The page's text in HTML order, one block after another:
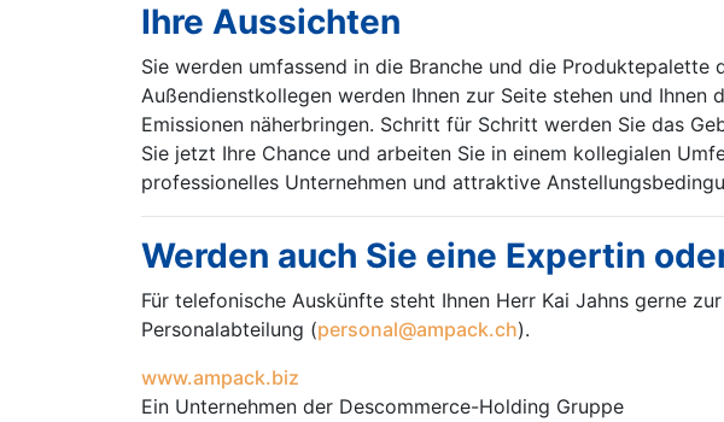
Ihre Aussichten
Sie werden umfassend in die Branche und die
Außendienstkollegen werden Ihnen zur Seite stehen und
Emissionen näherbringen. Schritt für Schritt werden Sie das
Sie jetzt Ihre Chance und arbeiten Sie in einem kollegialen
professionelles Unternehmen und attraktive
Werden auch Sie eine Expertin
Für telefonische Auskünfte steht Ihnen Herr Kai Jahns gerne
Personalabteilung (personal@ampack.ch).
www.ampack.biz
Ein Unternehmen der Descommerce-Holding Gruppe